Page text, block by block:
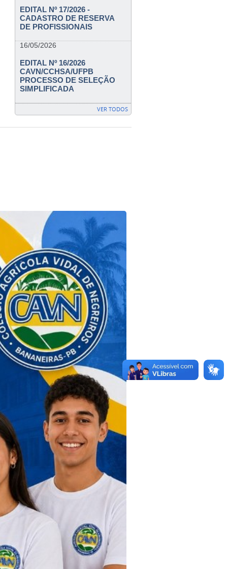
EDITAL Nº 17/2026 -
CADASTRO DE RESERVA
DE PROFISSIONAIS
16/05/2026
EDITAL Nº 16/2026
CAVN/CCHSA/UFPB
PROCESSO DE SELEÇÃO
SIMPLIFICADA
VER TODOS